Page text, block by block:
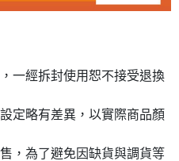
一經拆封使用恕不接受退換
定略有差異，以實際商品顏
，為了避免因缺貨與調貨等